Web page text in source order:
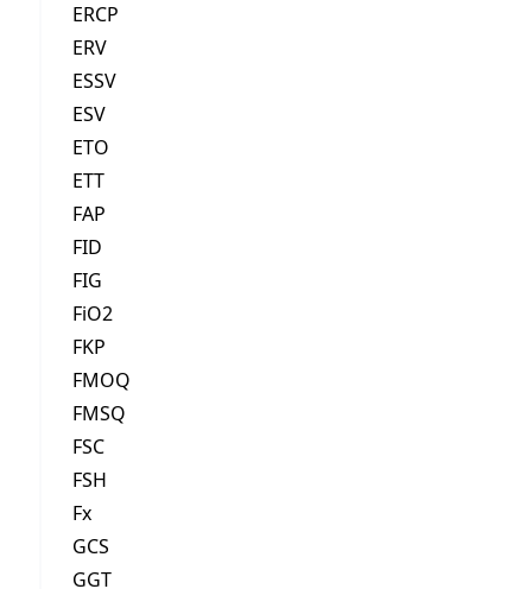
ERCP
ERV
ESSV
ESV
ETO
ETT
FAP
FID
FIG
FiO2
FKP
FMOQ
FMSQ
FSC
FSH
Fx
GCS
GGT